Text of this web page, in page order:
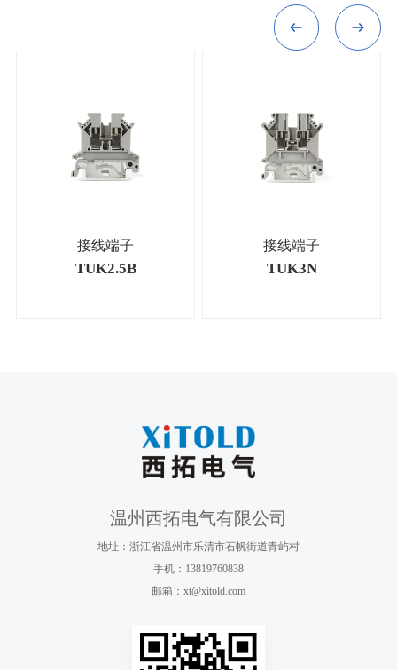
接线端子
TUK2.5B
接线端子
TUK3N
温州西拓电气有限公司
地址：浙江省温州市乐清市石帆街道青屿村
手机：13819760838
邮箱：xt@xitold.com